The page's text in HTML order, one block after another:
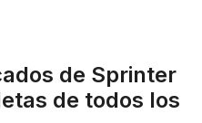
de Sprinter
de todos los